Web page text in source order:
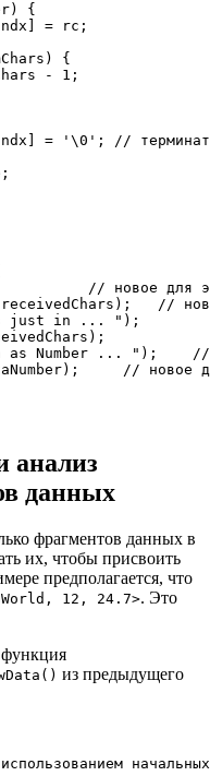
)
{
ndx = rc ;
)
{
- 1 ;
ndx = ' \0 ' ;
//
;
// новое для
receivedChars ) ;
//
just in ... " ) ;
) ;
as Number ... " ) ;
//
) ;
// новое
анализ
данных
фрагментов данных в
их, чтобы присвоить
предполагается, что
12, 24.7>. Это
функция
из предыдущего